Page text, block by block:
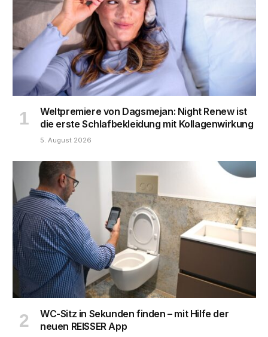
Weltpremiere von Dagsmejan: Night Renew ist
die erste Schlafbekleidung mit Kollagenwirkung
5. August 2026
WC-Sitz in Sekunden finden – mit Hilfe der
neuen REISSER App